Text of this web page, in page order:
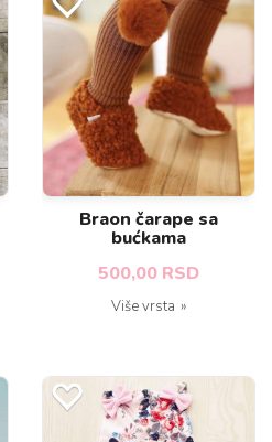
Braon čarape sa
bućkama
500,00 RSD
Više vrsta